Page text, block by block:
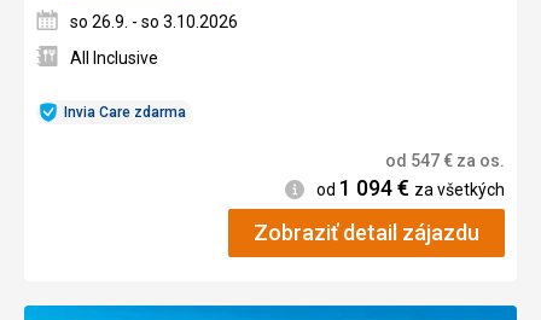
Invia Care zdarma
so 26.9. - so 3.10.2026
All Inclusive
od 547€ za os.
Informácie
od 1 094€ za všetkých
Zobraziť detail zájazdu